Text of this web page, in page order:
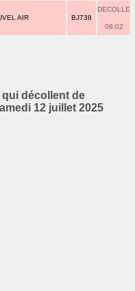
AIR BJ738
DECOLLE
08:02
décollent de
12 juillet 2025